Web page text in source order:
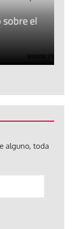
el
alguno, toda